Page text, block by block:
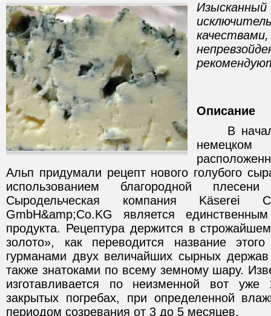
Описание
В начале
Альп придумали рецепт нового голубого
использованием благородной
Сыродельческая компания Käserei
GmbH&amp;Co.KG является
продукта. Рецептура держится в
золото», как переводится название
гурманами двух величайших сырных
также знатоками по всему земному шару.
изготавливается по неизменной вот
закрытых погребах, при определенной
периодом созревания от 3 до 5 месяцев.